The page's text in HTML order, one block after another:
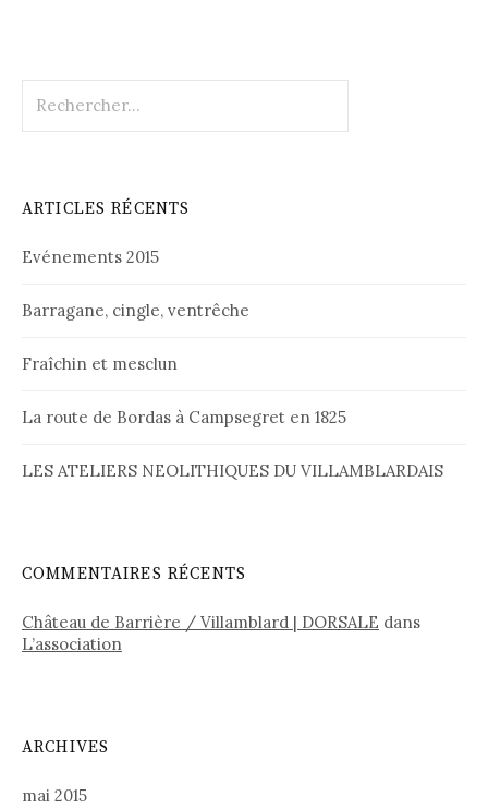
ARTICLES RÉCENTS
Evénements 2015
Barragane, cingle, ventrêche
Fraîchin et mesclun
La route de Bordas à Campsegret en 1825
LES ATELIERS NEOLITHIQUES DU VILLAMBLARDAIS
COMMENTAIRES RÉCENTS
Château de Barrière / Villamblard | DORSALE dans
L’association
ARCHIVES
mai 2015